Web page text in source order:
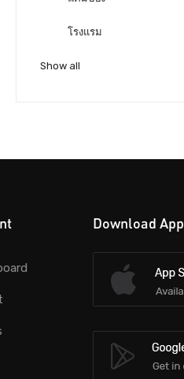
โรงแรม
Show all
Download App